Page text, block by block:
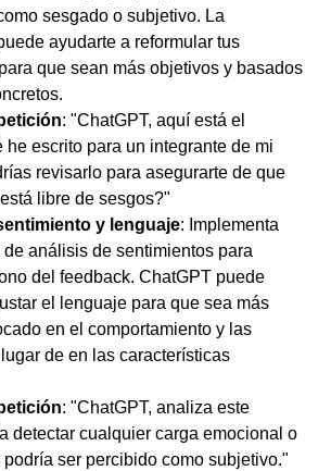
sesgado o subjetivo. La
ayudarte a reformular tus
que sean más objetivos y basados
: "ChatGPT, aquí está el
he escrito para un integrante de mi
revisarlo para asegurarte de que
libre de sesgos?"
y lenguaje: Implementa
de análisis de sentimientos para
del feedback. ChatGPT puede
el lenguaje para que sea más
en el comportamiento y las
de en las características
: "ChatGPT, analiza este
detectar cualquier carga emocional o
podría ser percibido como subjetivo."